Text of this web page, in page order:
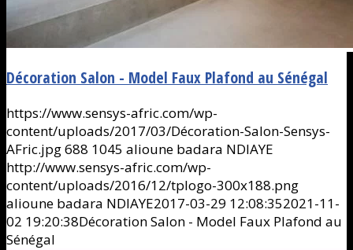
Décoration Salon - Model Faux Plafond au Sénégal
https://www.sensys-afric.com/wp-
content/uploads/2017/03/Décoration-Salon-Sensys-
AFric.jpg688 1045 alioune badara NDIAYE
http://www.sensys-afric.com/wp-
content/uploads/2016/12/tplogo-300x188.png
alioune badara NDIAYE2017-03-29 12:08:352021-11-
02 19:20:38Décoration Salon - Model Faux Plafond au
Sénégal